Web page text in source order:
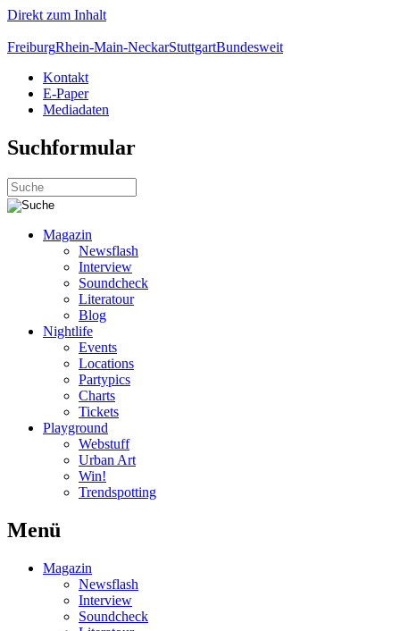
Direkt zum Inhalt
FreiburgRhein-Main-NeckarStuttgartBundesweit
Kontakt
E-Paper
Mediadaten
Suchformular
Magazin
Newsflash
Interview
Soundcheck
Literatour
Blog
Nightlife
Events
Locations
Partypics
Charts
Tickets
Playground
Webstuff
Urban Art
Win!
Trendspotting
Menü
Magazin
Newsflash
Interview
Soundcheck